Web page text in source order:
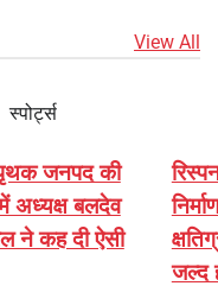
View All
स्पोर्ट्स
जनपद की
अध्यक्ष बलदेव
ने कह दी ऐसी
जल्द